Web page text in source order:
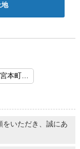
地
[宇都宮市宮本町 土地の売却査定のご依頼をいただき、誠にありがとうございます] 次の記事 ＞
いただき、誠にあ